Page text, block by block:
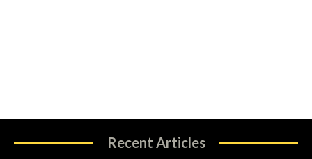
Recent Articles